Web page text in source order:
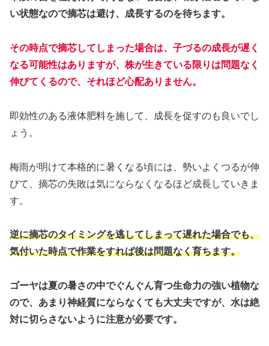
い状態なので摘芯は避け、成長するのを待ちます。
その時点で摘芯してしまった場合は、子づるの成長が遅く
なる可能性はありますが、株が生きている限りは問題なく
伸びてくるので、それほど心配ありません。
即効性のある液体肥料を施して、成長を促すのも良いでし
ょう。
梅雨が明けて本格的に暑くなる頃には、勢いよくつるが伸
びて、摘芯の失敗は気にならなくなるほど成長していきま
す。
逆に摘芯のタイミングを逃してしまって遅れた場合でも、
気付いた時点で作業をすれば後は問題なく育ちます。
ゴーヤは夏の暑さの中でぐんぐん育つ生命力の強い植物な
ので、あまり神経質にならなくても大丈夫ですが、水は絶
対に切らさないように注意が必要です。